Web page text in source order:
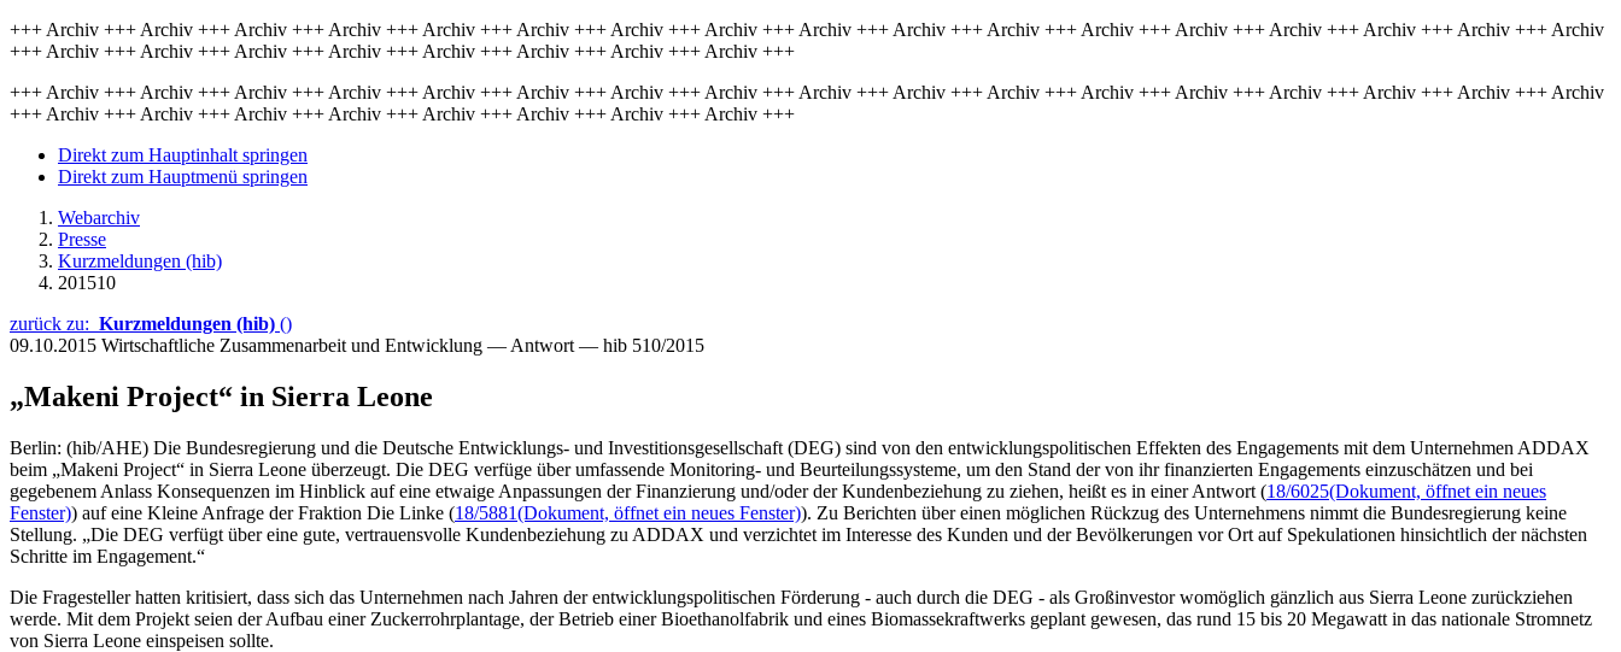
+++ Archiv +++ Archiv +++ Archiv +++ Archiv +++ Archiv +++ Archiv +++ Archiv +++ Archiv +++ Archiv +++ Archiv +++ Archiv +++ Archiv +++ Archiv +++ Archiv +++ Archiv +++ Archiv +++ Archiv
+++ Archiv +++ Archiv +++ Archiv +++ Archiv +++ Archiv +++ Archiv +++ Archiv +++ Archiv +++
+++ Archiv +++ Archiv +++ Archiv +++ Archiv +++ Archiv +++ Archiv +++ Archiv +++ Archiv +++ Archiv +++ Archiv +++ Archiv +++ Archiv +++ Archiv +++ Archiv +++ Archiv +++ Archiv +++ Archiv
+++ Archiv +++ Archiv +++ Archiv +++ Archiv +++ Archiv +++ Archiv +++ Archiv +++ Archiv +++
Direkt zum Hauptinhalt springen
Direkt zum Hauptmenü springen
Webarchiv
Presse
Kurzmeldungen (hib)
201510
zurück zu: Kurzmeldungen (hib) ()
09.10.2015 Wirtschaftliche Zusammenarbeit und Entwicklung — Antwort — hib 510/2015
„Makeni Project“ in Sierra Leone
Berlin: (hib/AHE) Die Bundesregierung und die Deutsche Entwicklungs- und Investitionsgesellschaft (DEG) sind von den entwicklungspolitischen Effekten des Engagements mit dem Unternehmen ADDAX
beim „Makeni Project“ in Sierra Leone überzeugt. Die DEG verfüge über umfassende Monitoring- und Beurteilungssysteme, um den Stand der von ihr finanzierten Engagements einzuschätzen und bei
gegebenem Anlass Konsequenzen im Hinblick auf eine etwaige Anpassungen der Finanzierung und/oder der Kundenbeziehung zu ziehen, heißt es in einer Antwort (18/6025(Dokument, öffnet ein neues
Fenster)) auf eine Kleine Anfrage der Fraktion Die Linke (18/5881(Dokument, öffnet ein neues Fenster)). Zu Berichten über einen möglichen Rückzug des Unternehmens nimmt die Bundesregierung keine
Stellung. „Die DEG verfügt über eine gute, vertrauensvolle Kundenbeziehung zu ADDAX und verzichtet im Interesse des Kunden und der Bevölkerungen vor Ort auf Spekulationen hinsichtlich der nächsten
Schritte im Engagement.“
Die Fragesteller hatten kritisiert, dass sich das Unternehmen nach Jahren der entwicklungspolitischen Förderung - auch durch die DEG - als Großinvestor womöglich gänzlich aus Sierra Leone zurückziehen
werde. Mit dem Projekt seien der Aufbau einer Zuckerrohrplantage, der Betrieb einer Bioethanolfabrik und eines Biomassekraftwerks geplant gewesen, das rund 15 bis 20 Megawatt in das nationale Stromnetz
von Sierra Leone einspeisen sollte.